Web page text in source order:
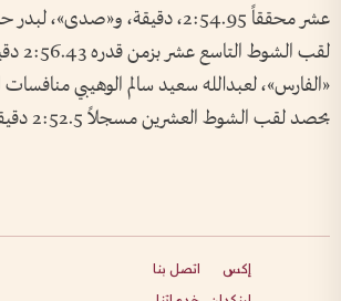
عشر محققاً 2:54.95، دقيقة،
لقب
«الفارس»، لعبدالله سعيد سالم الوهيبي منافسات
بحصد لقب الشوط العشرين مسجلاً 2:52.5 دقيقة.
إكس
اتصل بنا